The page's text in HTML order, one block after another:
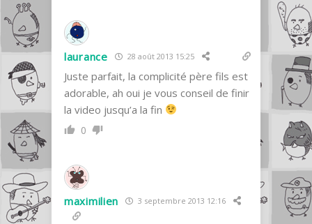
laurance 28 août 2013 15:25
Juste parfait, la complicité père fils est
adorable, ah oui je vous conseil de finir
la video jusqu’a la fin
0
maximilien 3 septembre 2013 12:16